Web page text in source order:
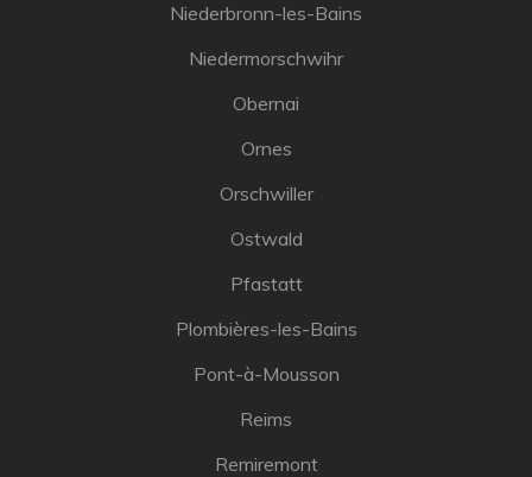
Niederbronn-les-Bains
Niedermorschwihr
Obernai
Ornes
Orschwiller
Ostwald
Pfastatt
Plombières-les-Bains
Pont-à-Mousson
Reims
Remiremont